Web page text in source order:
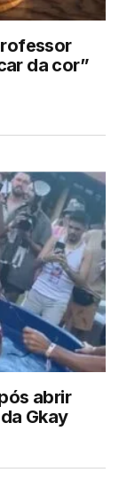
da cor”
abrir
Gkay